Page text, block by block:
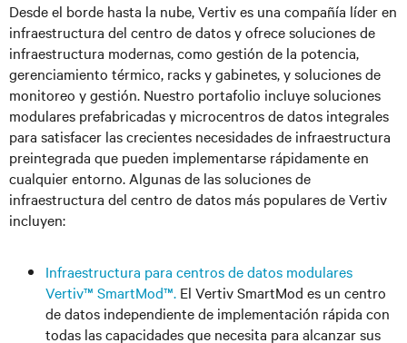
Desde el borde hasta la nube, Vertiv es una compañía líder en
infraestructura del centro de datos y ofrece soluciones de
infraestructura modernas, como gestión de la potencia,
gerenciamiento térmico, racks y gabinetes, y soluciones de
monitoreo y gestión. Nuestro portafolio incluye soluciones
modulares prefabricadas y microcentros de datos integrales
para satisfacer las crecientes necesidades de infraestructura
preintegrada que pueden implementarse rápidamente en
cualquier entorno. Algunas de las soluciones de
infraestructura del centro de datos más populares de Vertiv
incluyen:
Infraestructura para centros de datos modulares
Vertiv™ SmartMod™. El Vertiv SmartMod es un centro
de datos independiente de implementación rápida con
todas las capacidades que necesita para alcanzar sus